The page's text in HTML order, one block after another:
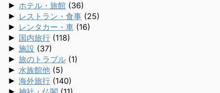
► ホテル・旅館 (36)
► レストラン・食事 (25)
► レンタカー・車 (16)
► 国内旅行 (118)
► 施設 (37)
► 旅のトラブル (1)
► 水族館他 (5)
► 海外旅行 (140)